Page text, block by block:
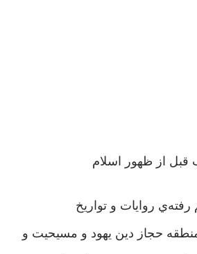
قبل از ظهور اسلام
روایات و تواریخ
حجاز دین یهود و مسیحیت و